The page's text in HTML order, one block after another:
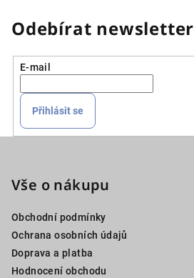
Odebírat newsletter
E-mail
Přihlásit se
Vše o nákupu
Obchodní podmínky
Ochrana osobních údajů
Doprava a platba
Hodnocení obchodu